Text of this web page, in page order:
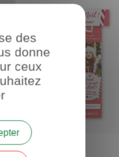
des
donne
ceux